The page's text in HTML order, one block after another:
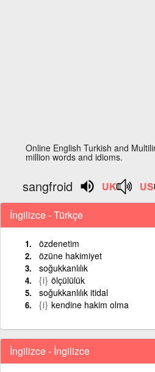
Online English Turkish and
million words and idioms.
sangfroid
İngilizce - Türkçe
özdenetim
özüne hakimiyet
soğukkanlılık
{i} ölçülülük
soğukkanlılık itidal
{i} kendine hakim olma
İngilizce - İngilizce